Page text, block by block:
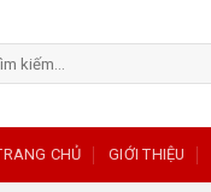
CHỦ GIỚI THIỆU